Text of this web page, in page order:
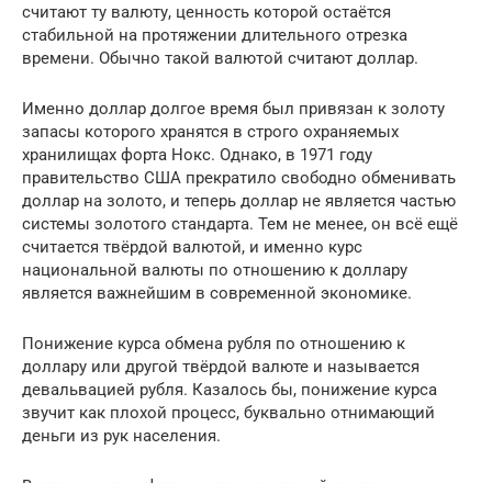
считают ту валюту, ценность которой остаётся
стабильной на протяжении длительного отрезка
времени. Обычно такой валютой считают доллар.
Именно доллар долгое время был привязан к золоту
запасы которого хранятся в строго охраняемых
хранилищах форта Нокс. Однако, в 1971 году
правительство США прекратило свободно обменивать
доллар на золото, и теперь доллар не является частью
системы золотого стандарта. Тем не менее, он всё ещё
считается твёрдой валютой, и именно курс
национальной валюты по отношению к доллару
является важнейшим в современной экономике.
Понижение курса обмена рубля по отношению к
доллару или другой твёрдой валюте и называется
девальвацией рубля. Казалось бы, понижение курса
звучит как плохой процесс, буквально отнимающий
деньги из рук населения.